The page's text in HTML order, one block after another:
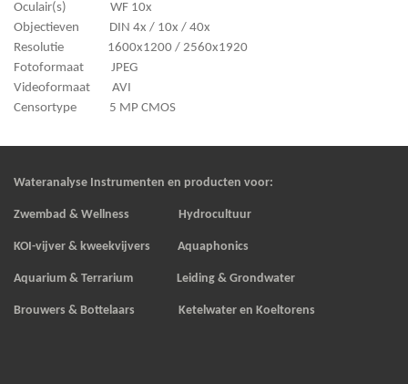
Oculair(s) WF 10x
Objectieven DIN 4x / 10x / 40x
Resolutie 1600x1200 / 2560x1920
Fotoformaat JPEG
Videoformaat AVI
Censortype 5 MP CMOS
Wateranalyse Instrumenten en producten voor:
Zwembad & Wellness Hydrocultuur
KOI-vijver & kweekvijvers Aquaphonics
Aquarium & Terrarium Leiding & Grondwater
Brouwers & Bottelaars Ketelwater en Koeltorens